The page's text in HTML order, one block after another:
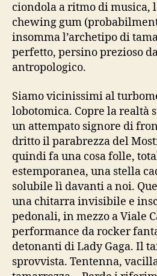
ciondola a ritmo di musica,
chewing gum
insomma l’archetipo di
perfetto, persino prezioso
antropologico.
Siamo vicinissimi al
lobotomica. Copre la realtà
un attempato signore di
dritto il parabrezza del
quindi fa una cosa folle,
estemporanea, una stella
solubile lì davanti a noi.
una chitarra invisibile e
pedonali, in mezzo a Viale
performance da rocker
detonanti di Lady Gaga. Il
sprovvista. Tentenna,